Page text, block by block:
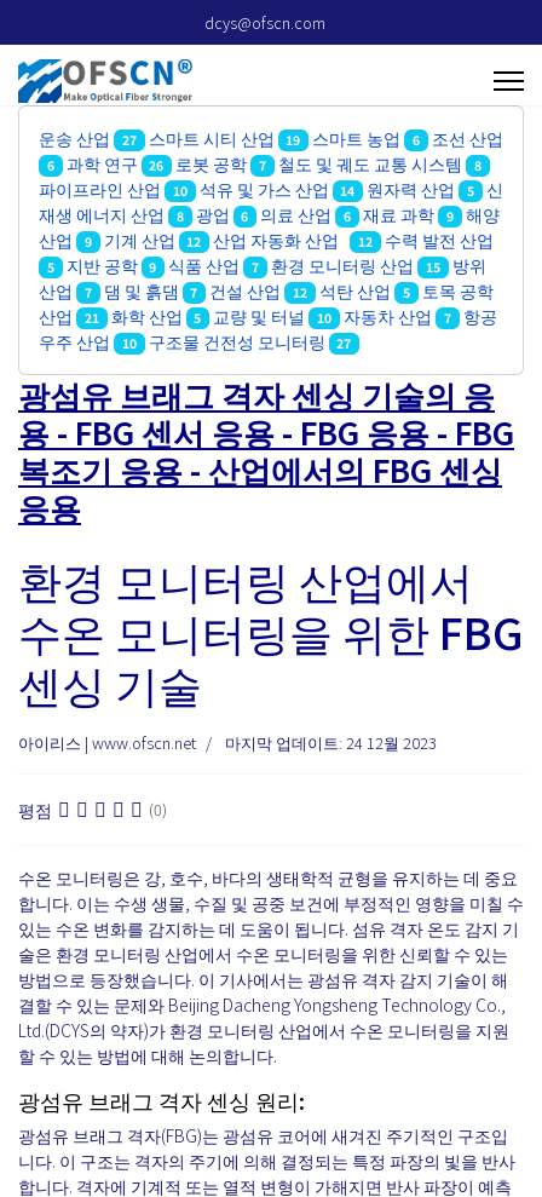
dcys@ofscn.com
운송 산업 27 스마트 시티 산업 19 스마트 농업 6 조선 산업
6 과학 연구 26 로봇 공학 7 철도 및 궤도 교통 시스템 8
파이프라인 산업 10 석유 및 가스 산업 14 원자력 산업 5
신
재생 에너지 산업
8 광업 6 의료 산업 6 재료 과학 9
해양
산업
9 기계 산업 12 산업 자동화 산업 12 수력 발전 산업
5 지반 공학 9 식품 산업 7 환경 모니터링 산업 15
방위
산업
7 댐 및 흙댐 7 건설 산업 12 석탄 산업 5
토목 공학
산업
21 화학 산업 5 교량 및 터널 10 자동차 산업 7
항공
우주 산업
10 구조물 건전성 모니터링 27
광섬유 브래그 격자 센싱 기술의 응
용 - FBG 센서 응용 - FBG 응용 - FBG
복조기 응용 - 산업에서의 FBG 센싱
응용
환경 모니터링 산업에서
수온 모니터링을 위한 FBG
센싱 기술
아이리스 | www.ofscn.net 마지막 업데이트: 24 12월 2023
평점 (0)
수온 모니터링은 강, 호수, 바다의 생태학적 균형을 유지하는 데 중요
합니다. 이는 수생 생물, 수질 및 공중 보건에 부정적인 영향을 미칠 수
있는 수온 변화를 감지하는 데 도움이 됩니다. 섬유 격자 온도 감지 기
술은 환경 모니터링 산업에서 수온 모니터링을 위한 신뢰할 수 있는
방법으로 등장했습니다. 이 기사에서는 광섬유 격자 감지 기술이 해
결할 수 있는 문제와 Beijing Dacheng Yongsheng Technology Co.,
Ltd.(DCYS의 약자)가 환경 모니터링 산업에서 수온 모니터링을 지원
할 수 있는 방법에 대해 논의합니다.
광섬유 브래그 격자 센싱 원리:
광섬유 브래그 격자(FBG)는 광섬유 코어에 새겨진 주기적인 구조입
니다. 이 구조는 격자의 주기에 의해 결정되는 특정 파장의 빛을 반사
합니다. 격자에 기계적 또는 열적 변형이 가해지면 반사 파장이 예측